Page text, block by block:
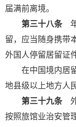
届满前离境。
第三十八条年
留，应当随身携带
外国人停留居留证
在中国境内居留
地县级以上地方人
第三十九条
按照旅馆业治安管